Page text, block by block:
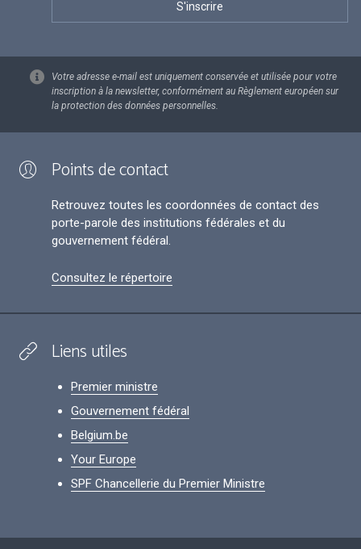
Votre adresse e-mail est uniquement conservée et utilisée pour votre
inscription à la newsletter, conformément au Règlement européen sur
la protection des données personnelles.
Points de contact
Retrouvez toutes les coordonnées de contact des
porte-parole des institutions fédérales et du
gouvernement fédéral.
Consultez le répertoire
Liens utiles
Premier ministre
Gouvernement fédéral
Belgium.be
Your Europe
SPF Chancellerie du Premier Ministre